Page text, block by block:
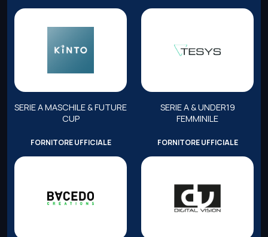
SERIE A MASCHILE & FUTURE
CUP
SERIE A & UNDER19
FEMMINILE
FORNITORE UFFICIALE FORNITORE UFFICIALE